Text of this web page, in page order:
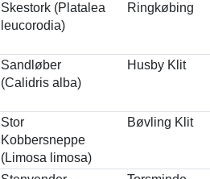
Skestork (Platalea
leucorodia)
Ringkøbing
Sandløber
(Calidris alba)
Husby Klit
Stor
Kobbersneppe
(Limosa limosa)
Bøvling Klit